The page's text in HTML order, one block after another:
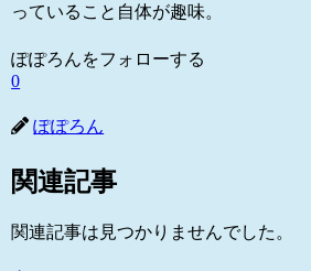
っていること自体が趣味。
ぽぽろんをフォローする
0
ぽぽろん
関連記事
関連記事は見つかりませんでした。